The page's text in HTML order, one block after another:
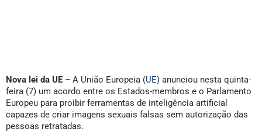
Nova lei da UE – A União Europeia (UE) anunciou nesta quinta-
feira (7) um acordo entre os Estados-membros e o Parlamento
Europeu para proibir ferramentas de inteligência artificial
capazes de criar imagens sexuais falsas sem autorização das
pessoas retratadas.